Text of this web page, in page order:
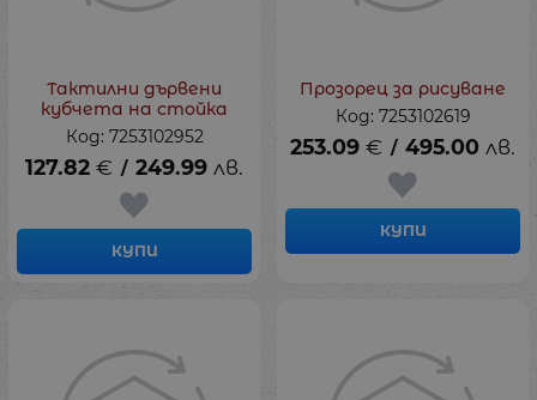
Тактилни дървени
кубчета на стойка
Код: 7253102952
127.82 € / 249.99 лв.
КУПИ
Прозорец за рисуване
Код: 7253102619
253.09 € / 495.00 лв.
КУПИ